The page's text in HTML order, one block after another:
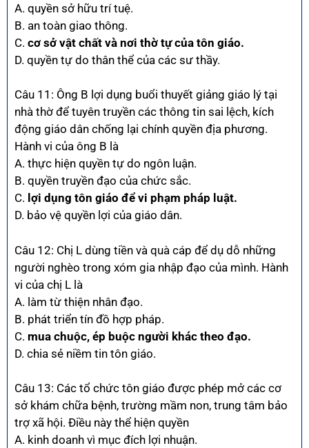
A. quyền sở hữu trí tuệ.
B. an toàn giao thông.
C. cơ sở vật chất và nơi thờ tự của tôn giáo.
D. quyền tự do thân thể của các sư thầy.
Câu 11: Ông B lợi dụng buổi thuyết giảng giáo lý tại
nhà thờ để tuyên truyền các thông tin sai lệch, kích
động giáo dân chống lại chính quyền địa phương.
Hành vi của ông B là
A. thực hiện quyền tự do ngôn luận.
B. quyền truyền đạo của chức sắc.
C. lợi dụng tôn giáo để vi phạm pháp luật.
D. bảo vệ quyền lợi của giáo dân.
Câu 12: Chị L dùng tiền và quà cáp để dụ dỗ những
người nghèo trong xóm gia nhập đạo của mình. Hành
vi của chị L là
A. làm từ thiện nhân đạo.
B. phát triển tín đồ hợp pháp.
C. mua chuộc, ép buộc người khác theo đạo.
D. chia sẻ niềm tin tôn giáo.
Câu 13: Các tổ chức tôn giáo được phép mở các cơ
sở khám chữa bệnh, trường mầm non, trung tâm bảo
trợ xã hội. Điều này thể hiện quyền
A. kinh doanh vì mục đích lợi nhuận.